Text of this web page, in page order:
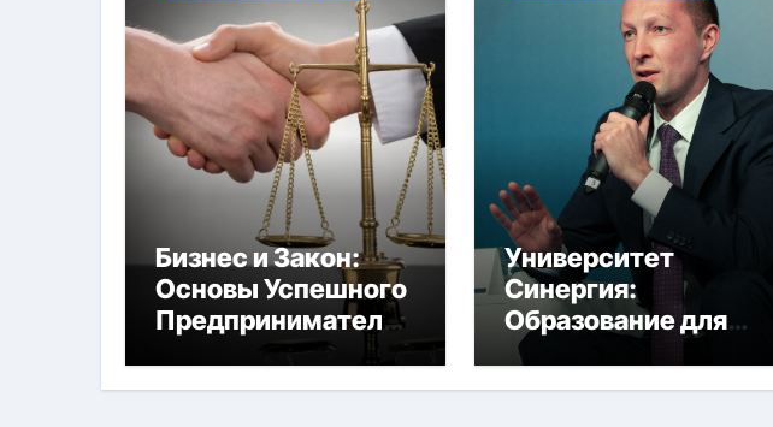
Бизнес и Закон:
Основы Успешного
Предпринимательс
Университет
Синергия:
Образование для
Будущего